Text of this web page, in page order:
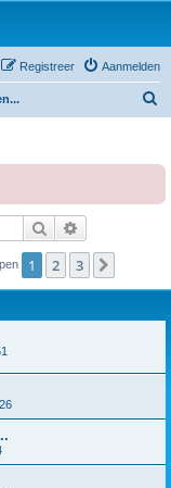
Aanmelden
Registreer
Zoek
1 2 3